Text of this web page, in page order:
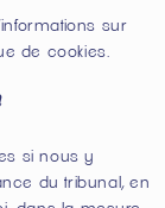
sur
de cookies.
si nous y
du tribunal, en